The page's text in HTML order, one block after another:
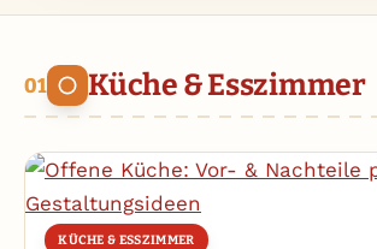
Küche & Esszimmer
KÜCHE & ESSZIMMER